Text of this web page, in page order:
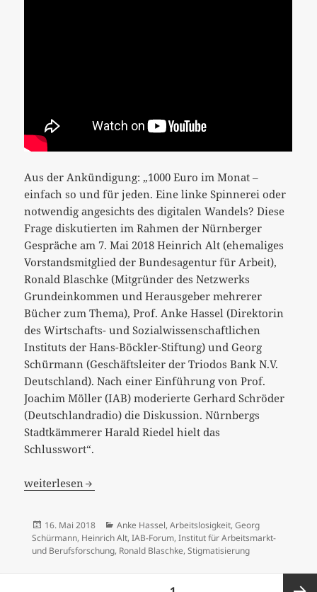
Aus der Ankündigung: „1000 Euro im Monat –
einfach so und für jeden. Eine linke Spinnerei oder
notwendig angesichts des digitalen Wandels? Diese
Frage diskutierten im Rahmen der Nürnberger
Gespräche am 7. Mai 2018 Heinrich Alt (ehemaliges
Vorstandsmitglied der Bundesagentur für Arbeit),
Ronald Blaschke (Mitgründer des Netzwerks
Grundeinkommen und Herausgeber mehrerer
Bücher zum Thema), Prof. Anke Hassel (Direktorin
des Wirtschafts- und Sozialwissenschaftlichen
Instituts der Hans-Böckler-Stiftung) und Georg
Schürmann (Geschäftsleiter der Triodos Bank N.V.
Deutschland). Nach einer Einführung von Prof.
Joachim Möller (IAB) moderierte Gerhard Schröder
(Deutschlandradio) die Diskussion. Nürnbergs
Stadtkämmerer Harald Riedel hielt das
Schlusswort“.
Nürnberger Gespräche: Bedingungsloses
weiterlesen
Veröffentlicht
am
16. Mai 2018 Kategorien
Anke Hassel, Arbeitslosigkeit, Georg
Schürmann, Heinrich Alt, IAB-Forum, Institut für Arbeitsmarkt-
und Berufsforschung, Ronald Blaschke, Stigmatisierung